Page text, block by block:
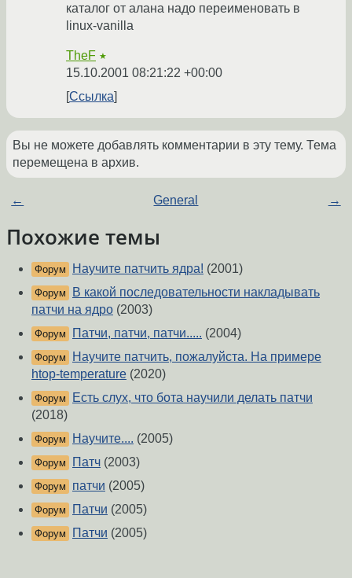
каталог от алана надо переименовать в
linux-vanilla
TheF ★
15.10.2001 08:21:22 +00:00
Ссылка
Вы не можете добавлять комментарии в эту тему. Тема
перемещена в архив.
← General →
Похожие темы
Форум Научите патчить ядра! (2001)
Форум
В какой последовательности накладывать
патчи на ядро (2003)
Форум Патчи, патчи, патчи..... (2004)
Форум
Научите патчить, пожалуйста. На примере
htop-temperature (2020)
Форум
Есть слух, что бота научили делать патчи
(2018)
Форум Научите.... (2005)
Форум Патч (2003)
Форум патчи (2005)
Форум Патчи (2005)
Форум Патчи (2005)